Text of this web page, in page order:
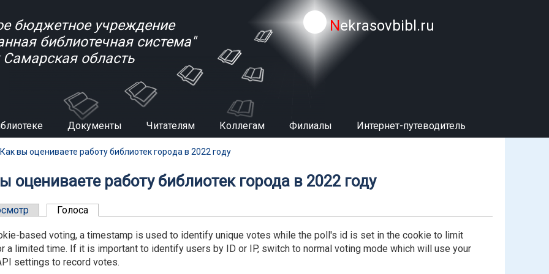
бюджетное учреждение
библиотечная система"
Самарская область
Nekrasovbibl.ru
Документы Читателям Коллегам Филиалы Интернет-путеводитель
Как вы оцениваете работу библиотек города в 2022 году
оцениваете работу библиотек города в 2022 году
вкладки
Голоса
based voting, a timestamp is used to identify unique votes while the poll's id is set in the cookie to limit
a limited time. If it is important to identify users by ID or IP, switch to normal voting mode which will use your
settings to record votes.